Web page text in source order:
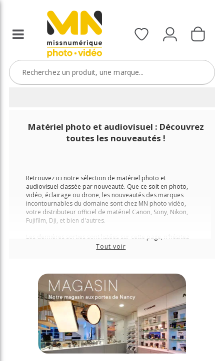
Matériel photo et audiovisuel : Découvrez
toutes les nouveautés !
Tout voir
Retrouvez ici notre sélection de matériel photo et
audiovisuel classée par nouveauté. Que ce soit en photo,
vidéo, éclairage ou drone, les nouveautés des marques
incontournables du domaine sont chez MN photo vidéo,
votre distributeur officiel de matériel Canon, Sony, Nikon,
Fujifilm, Dji, et bien d'autres.
Les dernières sorties sont listées sur cette page, n'hésitez
plus à les précommander pour les recevoir au plus tôt !